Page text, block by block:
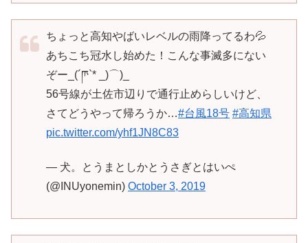
ちょっと高知やばいレベルの雨降ってるわ💦
あちこち冠水し始めた！こんな事滅多にない
ぞー_(´ཫ`* _)⌒)_
56号線が土佐市辺りで通行止めらしいけど、
さてどうやって帰ろうか…#台風18号 #高知県
pic.twitter.com/yhf1JN8C83
— 犬。とうまとしかとうさぎとはいぺ
(@INUyonemin) October 3, 2019